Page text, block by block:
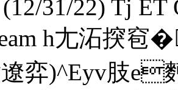
31/22) Tj ET
h尢沰揬窇
弈)^Eyv肢e